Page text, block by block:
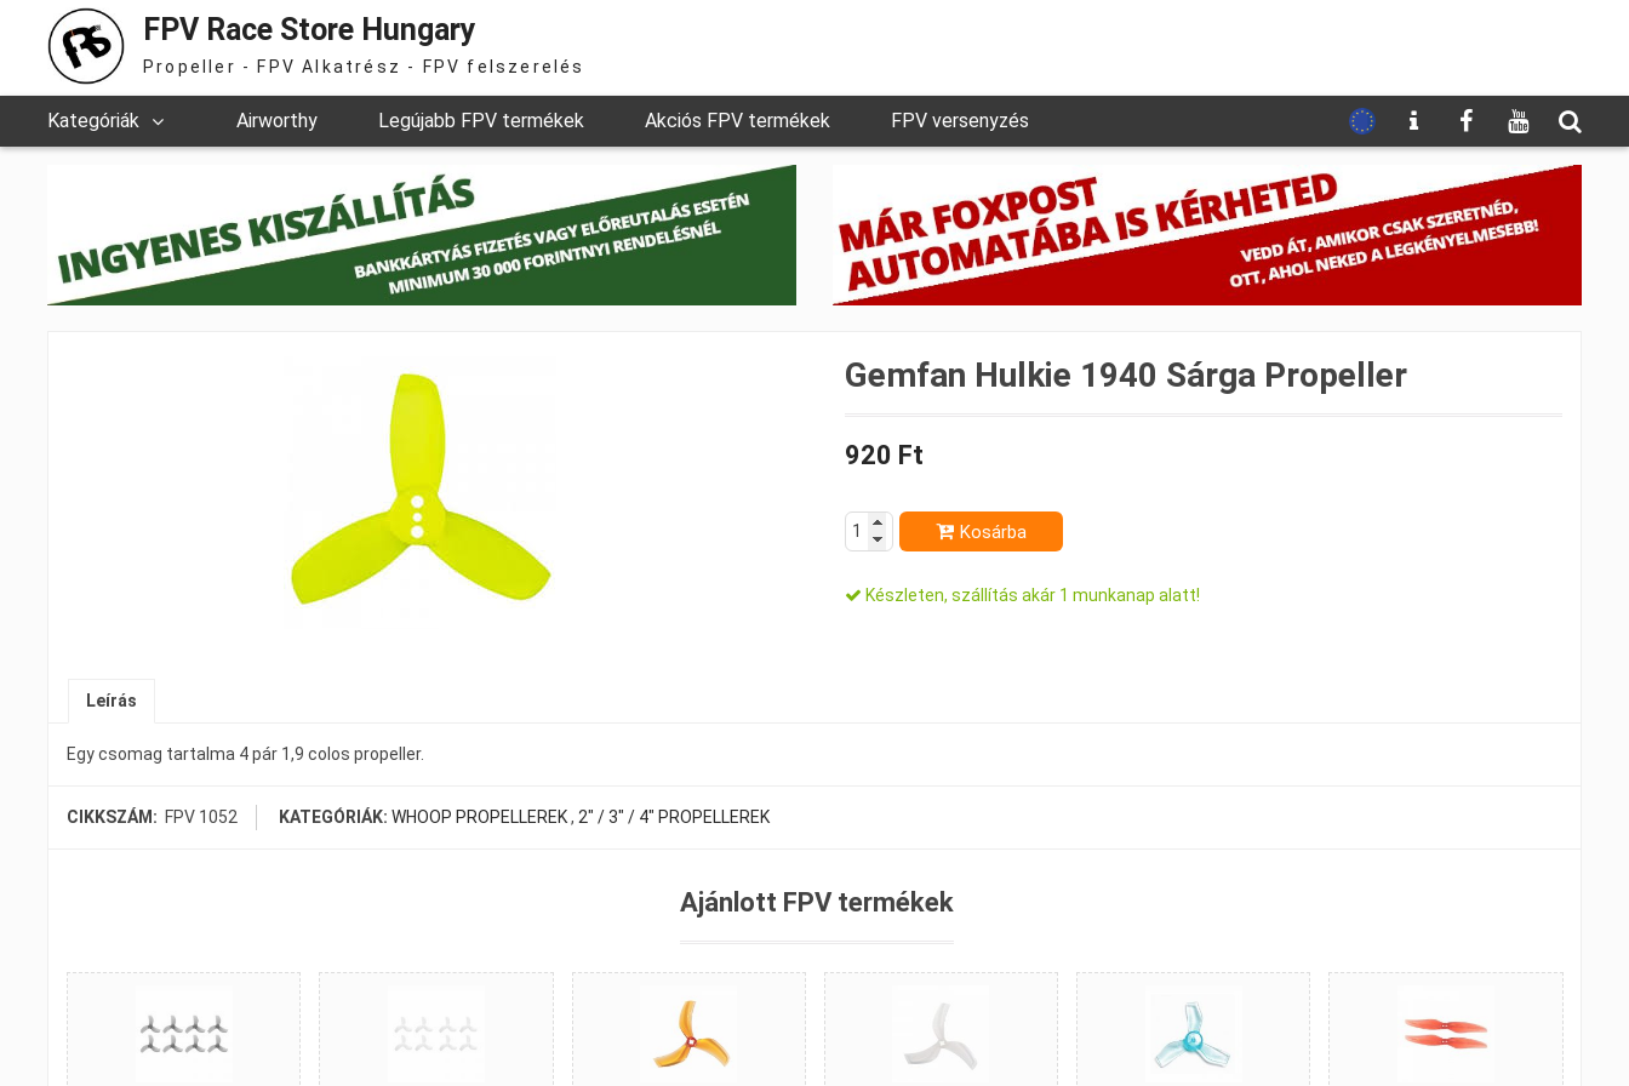
FPV Race Store Hungary
Propeller - FPV Alkatrész - FPV felszerelés
Kategóriák Airworthy Legújabb FPV termékek Akciós FPV termékek FPV versenyzés
Gemfan Hulkie 1940 Sárga Propeller
920 Ft
Kosárba
Készleten, szállítás akár 1 munkanap alatt!
Leírás
Egy csomag tartalma 4 pár 1,9 colos propeller.
CIKKSZÁM: FPV 1052 KATEGÓRIÁK: WHOOP PROPELLEREK, 2" / 3" / 4" PROPELLEREK
Ajánlott FPV termékek